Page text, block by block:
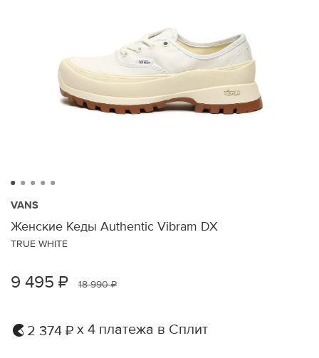
VANS
Женские Кеды Authentic Vibram DX
TRUE WHITE
9 495 ₽ 18 990 ₽
2 374 ₽ х 4 платежа в Сплит